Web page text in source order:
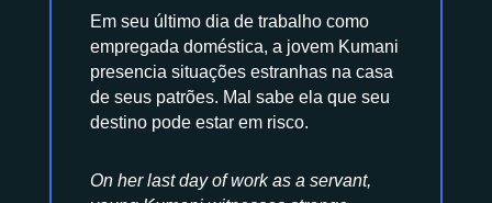
Em seu último dia de trabalho como
empregada doméstica, a jovem Kumani
presencia situações estranhas na casa
de seus patrões. Mal sabe ela que seu
destino pode estar em risco.
On her last day of work as a servant,